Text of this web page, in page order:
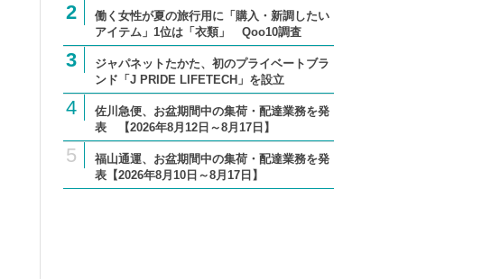
2
働く女性が夏の旅行用に「購入・新調したい
アイテム」1位は「衣類」 Qoo10調査
3
ジャパネットたかた、初のプライベートブラ
ンド「J PRIDE LIFETECH」を設立
4
佐川急便、お盆期間中の集荷・配達業務を発
表 【2026年8月12日～8月17日】
5
福山通運、お盆期間中の集荷・配達業務を発
表【2026年8月10日～8月17日】